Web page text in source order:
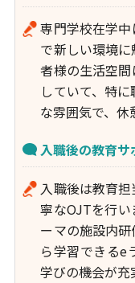
専門学校在学
で新しい環境
者様の生活空
していて、特
な雰囲気で、休
入職後の教育サ
入職後は教育
寧なOJTを行い
ーマの施設内
ら学習できるe
学びの機会が充